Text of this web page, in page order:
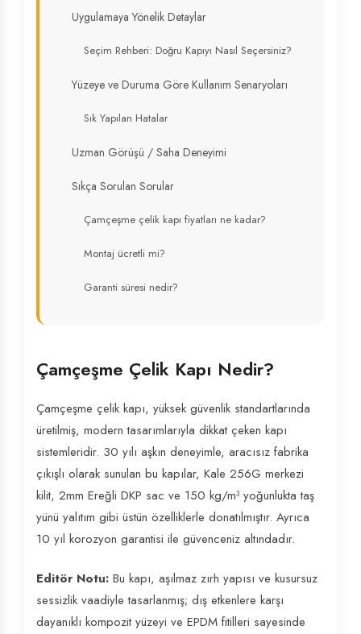
Uygulamaya Yönelik Detaylar
Seçim Rehberi: Doğru Kapıyı Nasıl Seçersiniz?
Yüzeye ve Duruma Göre Kullanım Senaryoları
Sık Yapılan Hatalar
Uzman Görüşü / Saha Deneyimi
Sıkça Sorulan Sorular
Çamçeşme çelik kapı fiyatları ne kadar?
Montaj ücretli mi?
Garanti süresi nedir?
Çamçeşme Çelik Kapı Nedir?
Çamçeşme çelik kapı, yüksek güvenlik standartlarında
üretilmiş, modern tasarımlarıyla dikkat çeken kapı
sistemleridir. 30 yılı aşkın deneyimle, aracısız fabrika
çıkışlı olarak sunulan bu kapılar, Kale 256G merkezi
kilit, 2mm Ereğli DKP sac ve 150 kg/m³ yoğunlukta taş
yünü yalıtım gibi üstün özelliklerle donatılmıştır. Ayrıca
10 yıl korozyon garantisi ile güvenceniz altındadır.
Editör Notu: Bu kapı, aşılmaz zırh yapısı ve kusursuz
sessizlik vaadiyle tasarlanmış; dış etkenlere karşı
dayanıklı kompozit yüzeyi ve EPDM fitilleri sayesinde